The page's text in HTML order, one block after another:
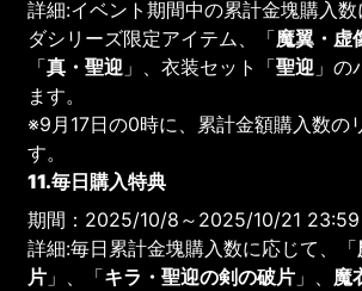
詳細:イベント期間中の累計金塊購入
ダシリーズ限定アイテム、「魔翼・虚
「真・聖迎 」、衣装セット「聖迎 」の
ます。
※9月17日の0時に、累計金額購入数の
す。
11.毎日購入特典
期間：2025/10/8～2025/10/21 23:59
詳細:毎日累計金塊購入数に応じて、「
片 」、「キラ・聖迎の剣の破片 」、 魔